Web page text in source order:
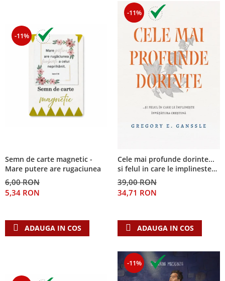
-11%
Semn de carte magnetic -
Mare putere are rugaciunea
6,00 RON
5,34 RON
ADAUGA IN COS
-11%
Cele mai profunde dorinte...
si felul in care le implineste
invatatura crestina
39,00 RON
34,71 RON
ADAUGA IN COS
-11%